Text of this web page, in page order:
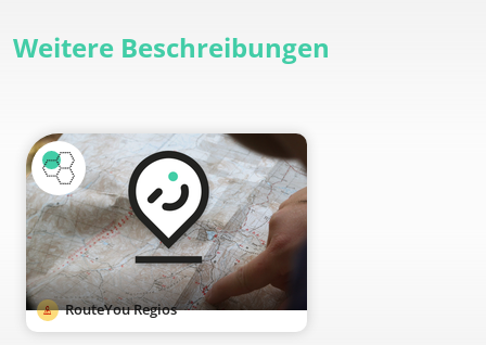
Weitere Beschreibungen
RouteYou Regios